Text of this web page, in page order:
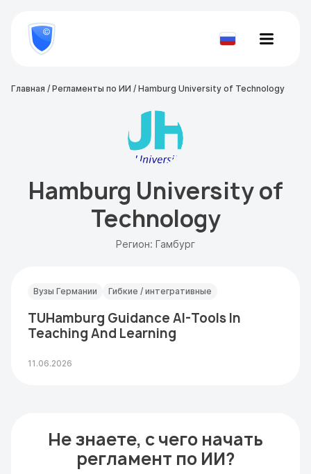
800
777-
81-Проверить
Главная / Регламенты по ИИ / Hamburg University of Technology
Hamburg University of
Technology
Регион: Гамбург
Вузы Германии Гибкие / интегративные
TUHamburg Guidance AI-Tools In
Teaching And Learning
11.06.2026
Не знаете, с чего начать
регламент по ИИ?